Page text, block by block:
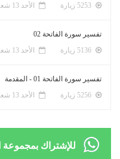
الأحد 13 شعبان 1447ﻫ 1-2-2026م
تفسير سورة الفاتحة 02
الأحد 13 شعبان 1447ﻫ 1-2-2026م
تفسير سورة الفاتحة 01 - المقدمة
الأحد 13 شعبان 1447ﻫ 1-2-2026م
للإشتراك بمجموعة